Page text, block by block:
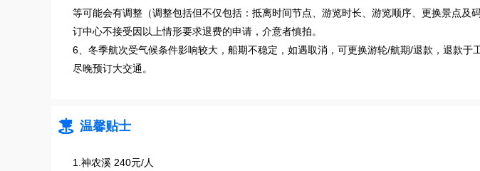
等可能会有调整（调整包括但不仅包括：抵离时间节点、游览时长、游览顺序、更换景点及
订中心不接受因以上情形要求退费的申请，介意者慎拍。
6、冬季航次受气候条件影响较大，船期不稳定，如遇取消，可更换游轮/航期/退款，退款于
尽晚预订大交通。
 温馨贴士
1.神农溪 240元/人